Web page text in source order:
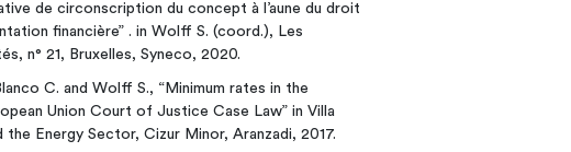
de circonscription du concept à l’aune du droit
financière” . in Wolff S. (coord.), Les
n° 21, Bruxelles, Syneco, 2020.
C. and Wolff S., “Minimum rates in the
Union Court of Justice Case Law” in Villa
Energy Sector, Cizur Minor, Aranzadi, 2017.